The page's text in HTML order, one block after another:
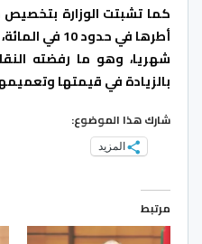
كما تشبتت الوزارة
شهريا، وهو ما رفضته
بالزيادة في قيمتها
شارك هذا الموضوع:
المزيد
مرتبط